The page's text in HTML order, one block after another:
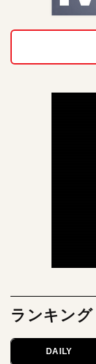
ランキング
DAILY